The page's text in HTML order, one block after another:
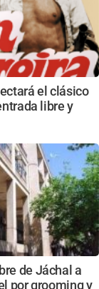
el clásico
libre y
de Jáchal a
por grooming y